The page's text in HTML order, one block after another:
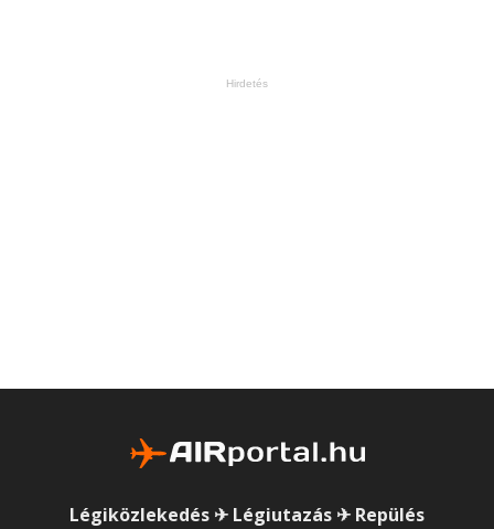
Hirdetés
Légiközlekedés ✈ Légiutazás ✈ Repülés